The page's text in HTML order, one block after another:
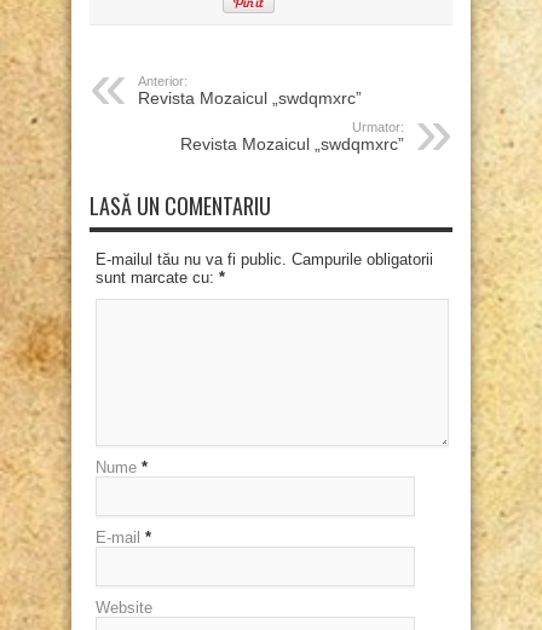
Anterior:
Revista Mozaicul „swdqmxrc”
Urmator:
Revista Mozaicul „swdqmxrc”
LASĂ UN COMENTARIU
E-mailul tău nu va fi public. Campurile obligatorii
sunt marcate cu: *
Nume *
E-mail *
Website